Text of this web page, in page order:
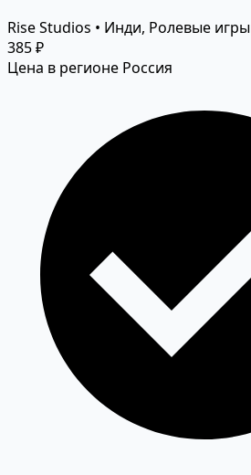
Rise Studios • Инди, Ролевые игры
385 ₽
Цена в регионе Россия